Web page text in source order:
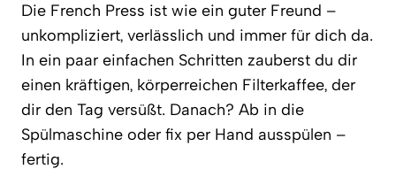
Die French Press ist wie ein guter Freund –
unkompliziert, verlässlich und immer für dich da.
In ein paar einfachen Schritten zauberst du dir
einen kräftigen, körperreichen Filterkaffee, der
dir den Tag versüßt. Danach? Ab in die
Spülmaschine oder fix per Hand ausspülen –
fertig.